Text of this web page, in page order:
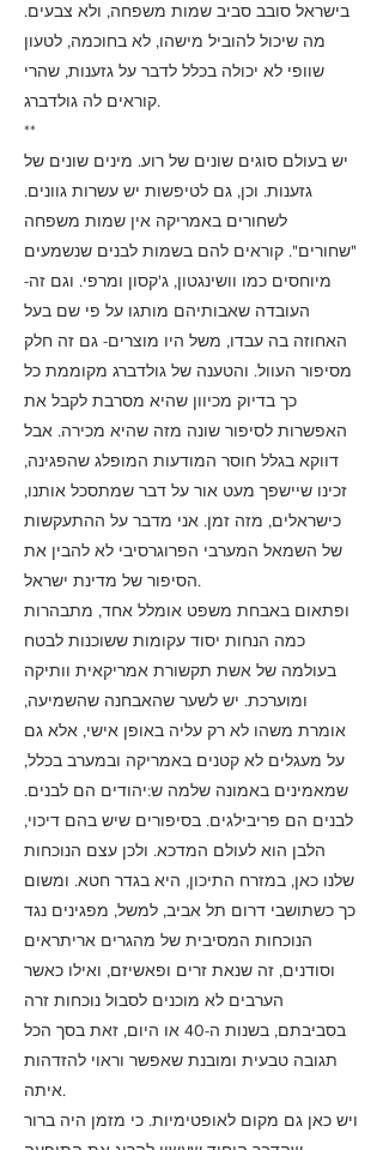
בישראל סובב סביב שמות משפחה, ולא צבעים.
מה שיכול להוביל מישהו, לא בחוכמה, לטעון
שוופי לא יכולה בכלל לדבר על גזענות, שהרי
קוראים לה גולדברג.
**
יש בעולם סוגים שונים של רוע. מינים שונים של
גזענות. וכן, גם לטיפשות יש עשרות גוונים.
לשחורים באמריקה אין שמות משפחה
"שחורים". קוראים להם בשמות לבנים שנשמעים
מיוחסים כמו וושינגטון, ג'קסון ומרפי. וגם זה-
העובדה שאבותיהם מותגו על פי שם בעל
האחוזה בה עבדו, משל היו מוצרים- גם זה חלק
מסיפור העוול. והטענה של גולדברג מקוממת כל
כך בדיוק מכיוון שהיא מסרבת לקבל את
האפשרות לסיפור שונה מזה שהיא מכירה. אבל
דווקא בגלל חוסר המודעות המופלג שהפגינה,
זכינו שיישפך מעט אור על דבר שמתסכל אותנו,
כישראלים, מזה זמן. אני מדבר על ההתעקשות
של השמאל המערבי הפרוגרסיבי לא להבין את
הסיפור של מדינת ישראל.
ופתאום באבחת משפט אומלל אחד, מתבהרות
כמה הנחות יסוד עקומות ששוכנות לבטח
בעולמה של אשת תקשורת אמריקאית וותיקה
ומוערכת. יש לשער שהאבחנה שהשמיעה,
אומרת משהו לא רק עליה באופן אישי, אלא גם
על מעגלים לא קטנים באמריקה ובמערב בכלל,
שמאמינים באמונה שלמה ש:יהודים הם לבנים.
לבנים הם פריבילגים. בסיפורים שיש בהם דיכוי,
הלבן הוא לעולם המדכא. ולכן עצם הנוכחות
שלנו כאן, במזרח התיכון, היא בגדר חטא. ומשום
כך כשתושבי דרום תל אביב, למשל, מפגינים נגד
הנוכחות המסיבית של מהגרים אריתראים
וסודנים, זה שנאת זרים ופאשיזם, ואילו כאשר
הערבים לא מוכנים לסבול נוכחות זרה
בסביבתם, בשנות ה-40 או היום, זאת בסך הכל
תגובה טבעית ומובנת שאפשר וראוי להזדהות
איתה.
ויש כאן גם מקום לאופטימיות. כי מזמן היה ברור